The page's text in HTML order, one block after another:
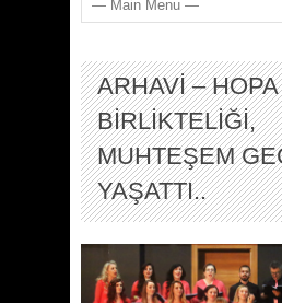
ARHAVİ – HOPA
BİRLİKTELİĞİ,
MUHTEŞEM
YAŞATTI..